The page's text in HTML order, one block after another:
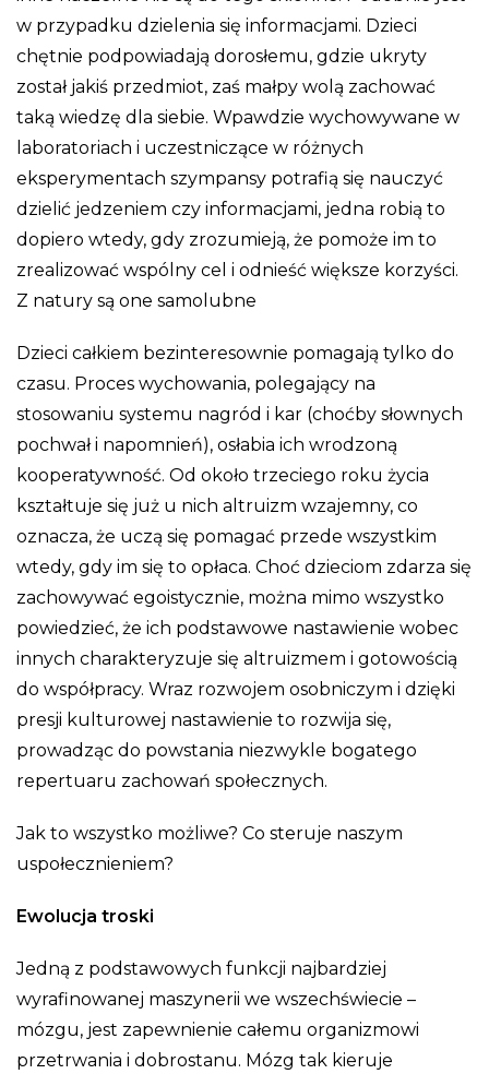
w przypadku dzielenia się informacjami. Dzieci
chętnie podpowiadają dorosłemu, gdzie ukryty
został jakiś przedmiot, zaś małpy wolą zachować
taką wiedzę dla siebie. Wpawdzie wychowywane w
laboratoriach i uczestniczące w różnych
eksperymentach szympansy potrafią się nauczyć
dzielić jedzeniem czy informacjami, jedna robią to
dopiero wtedy, gdy zrozumieją, że pomoże im to
zrealizować wspólny cel i odnieść większe korzyści.
Z natury są one samolubne
Dzieci całkiem bezinteresownie pomagają tylko do
czasu. Proces wychowania, polegający na
stosowaniu systemu nagród i kar (choćby słownych
pochwał i napomnień), osłabia ich wrodzoną
kooperatywność. Od około trzeciego roku życia
kształtuje się już u nich altruizm wzajemny, co
oznacza, że uczą się pomagać przede wszystkim
wtedy, gdy im się to opłaca. Choć dzieciom zdarza się
zachowywać egoistycznie, można mimo wszystko
powiedzieć, że ich podstawowe nastawienie wobec
innych charakteryzuje się altruizmem i gotowością
do współpracy. Wraz rozwojem osobniczym i dzięki
presji kulturowej nastawienie to rozwija się,
prowadząc do powstania niezwykle bogatego
repertuaru zachowań społecznych.
Jak to wszystko możliwe? Co steruje naszym
uspołecznieniem?
Ewolucja troski
Jedną z podstawowych funkcji najbardziej
wyrafinowanej maszynerii we wszechświecie –
mózgu, jest zapewnienie całemu organizmowi
przetrwania i dobrostanu. Mózg tak kieruje